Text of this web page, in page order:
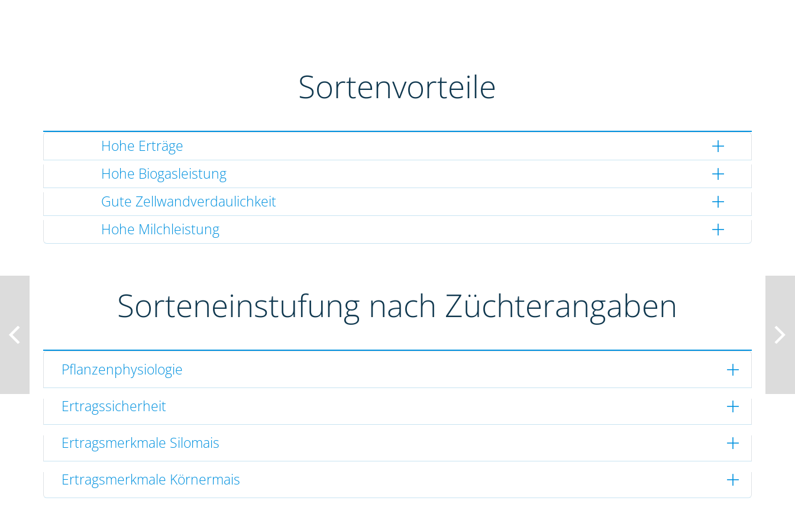
Sortenvorteile
Hohe Erträge
Hohe Biogasleistung
Gute Zellwandverdaulichkeit
Hohe Milchleistung
Sorteneinstufung nach Züchterangaben
Pflanzenphysiologie
Ertragssicherheit
Ertragsmerkmale Silomais
Ertragsmerkmale Körnermais